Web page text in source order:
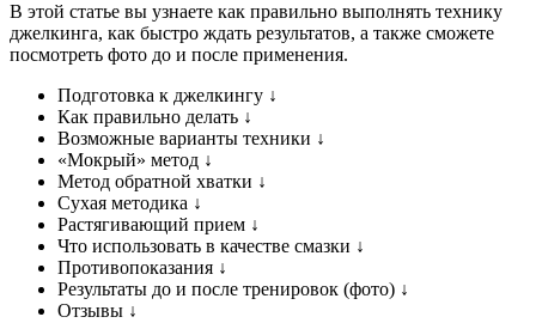
В этой статье вы узнаете как правильно выполнять технику
джелкинга, как быстро ждать результатов, а также сможете
посмотреть фото до и после применения.
Подготовка к джелкингу ↓
Как правильно делать ↓
Возможные варианты техники ↓
«Мокрый» метод ↓
Метод обратной хватки ↓
Сухая методика ↓
Растягивающий прием ↓
Что использовать в качестве смазки ↓
Противопоказания ↓
Результаты до и после тренировок (фото) ↓
Отзывы ↓